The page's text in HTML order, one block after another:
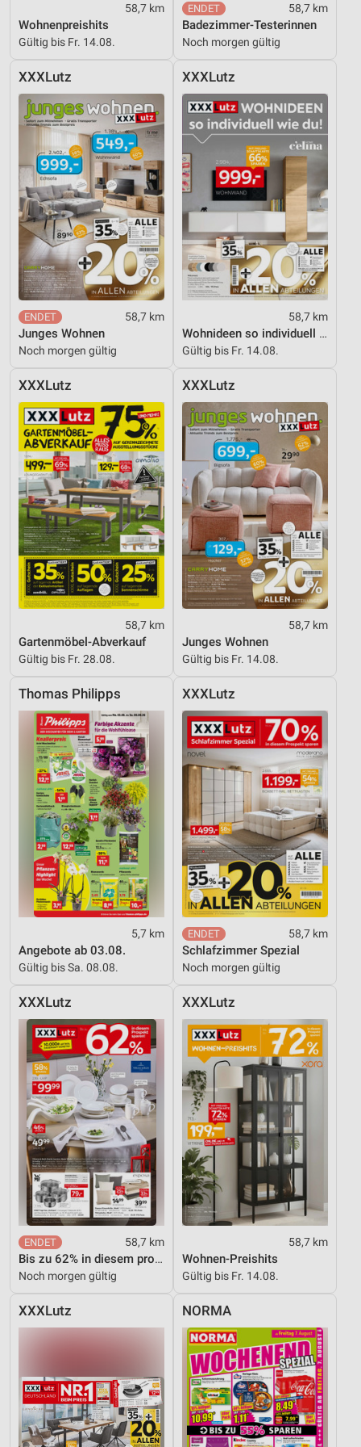
58,7 km
Wohnenpreishits
Gültig bis Fr. 14.08.
58,7 km
Badezimmer-Testerinnen
Noch morgen gültig
XXXLutz
58,7 km
Junges Wohnen
Noch morgen gültig
XXXLutz
58,7 km
Wohnideen so individuell wie du!
Gültig bis Fr. 14.08.
XXXLutz
58,7 km
Gartenmöbel-Abverkauf
Gültig bis Fr. 28.08.
XXXLutz
58,7 km
Junges Wohnen
Gültig bis Fr. 14.08.
Thomas Philipps
5,7 km
Angebote ab 03.08.
Gültig bis Sa. 08.08.
XXXLutz
58,7 km
Schlafzimmer Spezial
Noch morgen gültig
XXXLutz
58,7 km
Bis zu 62% in diesem prospekt
Noch morgen gültig
XXXLutz
58,7 km
Wohnen-Preishits
Gültig bis Fr. 14.08.
XXXLutz NORMA
Kombinationen von Daten aus verschiedenen
Quellen
Entwicklung und Verbesserung der Angebote
Verwendung reduzierter Daten zur Auswahl von
Inhalten
IAB-Besonderheiten:
Verwendung genauer Standortdaten
Geräte anhand von aktiv angeforderten
Informationen identifizieren
Nicht-IAB-Verarbeitungszwecke:
Notwendig
Performance
Funktional
Werbung